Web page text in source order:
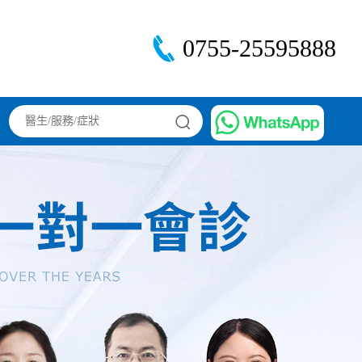
0755-25595888